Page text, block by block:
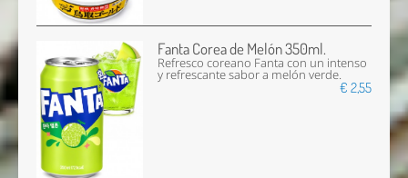
Fanta Corea de Melón 350ml.
Refresco coreano Fanta con un intenso
y refrescante sabor a melón verde.
€ 2,55